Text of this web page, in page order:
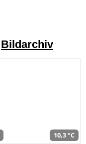
Bildarchiv
10,3 °C